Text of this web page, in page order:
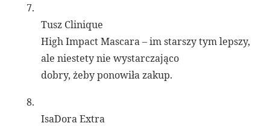
7.
Tusz Clinique
High Impact Mascara – im starszy tym lepszy,
ale niestety nie wystarczająco
dobry, żeby ponowiła zakup.
8.
IsaDora Extra